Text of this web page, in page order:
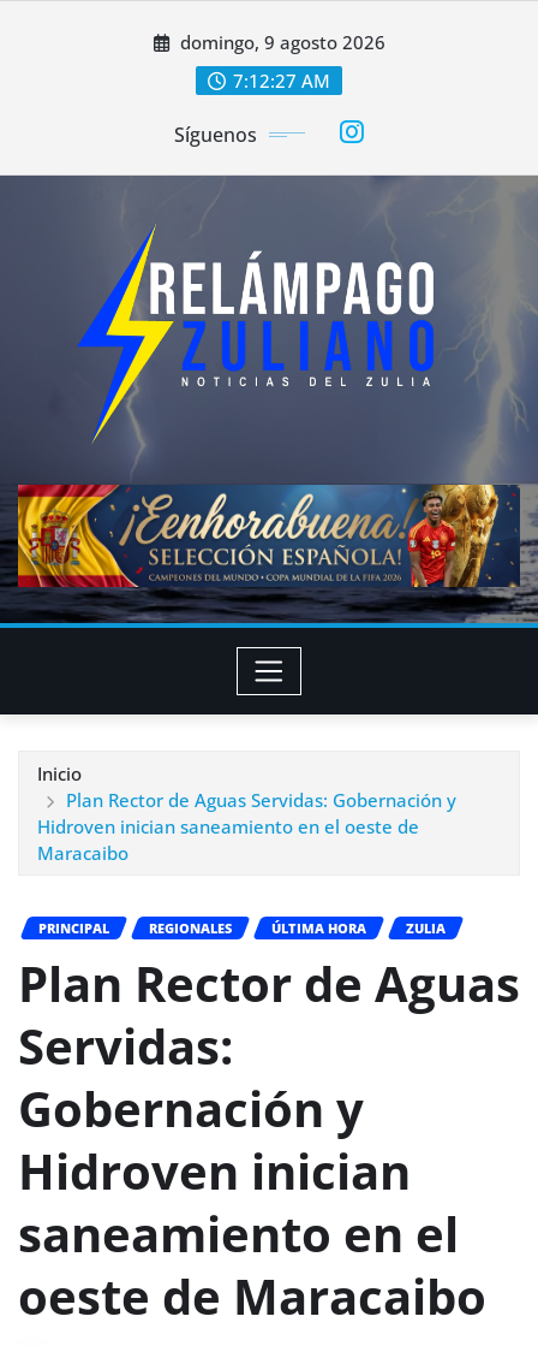
domingo, 9 agosto 2026
7:12:29 AM
Síguenos
Inicio
Plan Rector de Aguas Servidas: Gobernación y
Hidroven inician saneamiento en el oeste de
Maracaibo
PRINCIPAL REGIONALES ÚLTIMA HORA ZULIA
Plan Rector de Aguas
Servidas:
Gobernación y
Hidroven inician
saneamiento en el
oeste de Maracaibo